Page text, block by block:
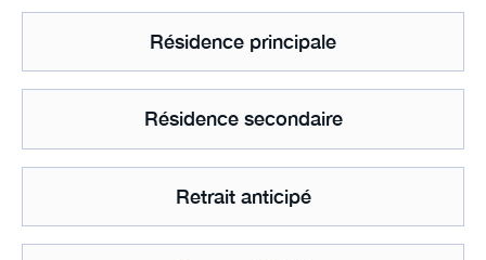
Résidence principale
Résidence secondaire
Retrait anticipé